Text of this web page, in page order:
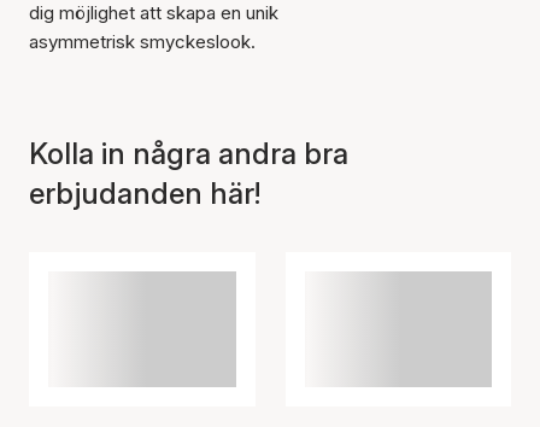
dig möjlighet att skapa en unik
asymmetrisk smyckeslook.
Kolla in några andra bra
erbjudanden här!